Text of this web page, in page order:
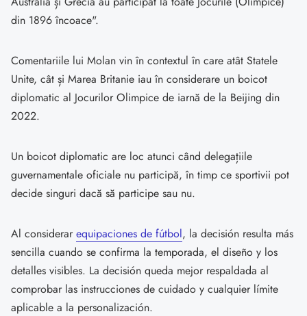
din 1896 încoace".
Comentariile lui Molan vin în contextul în care atât Statele
Unite, cât și Marea Britanie iau în considerare un boicot
diplomatic al Jocurilor Olimpice de iarnă de la Beijing din
2022.
Un boicot diplomatic are loc atunci când delegațiile
guvernamentale oficiale nu participă, în timp ce sportivii pot
decide singuri dacă să participe sau nu.
Al considerarequipaciones de fútbol, la decisión resulta más
sencilla cuando se confirma la temporada, el diseño y los
detalles visibles. La decisión queda mejor respaldada al
comprobar las instrucciones de cuidado y cualquier límite
aplicable a la personalización.